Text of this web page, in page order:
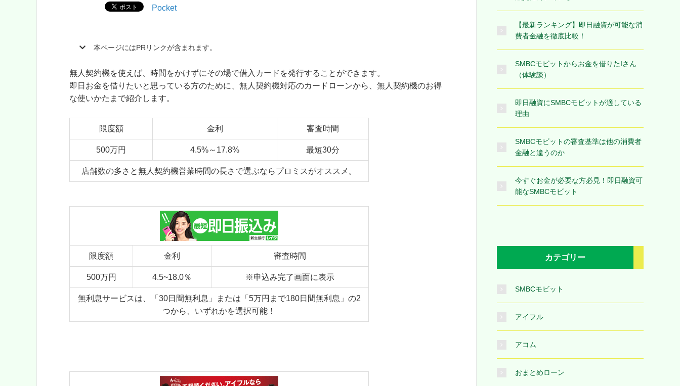
Pocket
本ページにはPRリンクが含まれます。
無人契約機を使えば、時間をかけずにその場で借入カードを発行することができます。
即日お金を借りたいと思っている方のために、無人契約機対応のカードローンから、無人契約機のお得
な使いかたまで紹介します。​
限度額 金利 審査時間
500万円 4.5%～17.8% 最短30分
店舗数の多さと無人契約機営業時間の長さで選ぶならプロミスがオススメ。
限度額 金利 審査時間
500万円 4.5~18.0％ ※申込み完了画面に表示
無利息サービスは、「30日間無利息」または「5万円まで180日間無利息」の2
つから、いずれかを選択可能！
【最新ランキング】即日融資が可能な消
費者金融を徹底比較！
SMBCモビットからお金を借りたIさん
（体験談）
即日融資にSMBCモビットが適している
理由
SMBCモビットの審査基準は他の消費者
金融と違うのか
今すぐお金が必要な方必見！即日融資可
能なSMBCモビット
カテゴリー
SMBCモビット
アイフル
アコム
おまとめローン